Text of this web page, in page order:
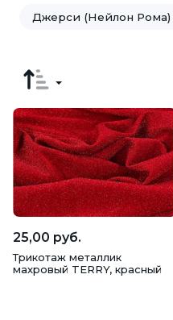
Джерси (Нейлон Рома)
Трикотаж с ворсом (на
Трикотаж с люрексом
25,00 руб.
Трикотаж металлик
махровый TERRY, красный